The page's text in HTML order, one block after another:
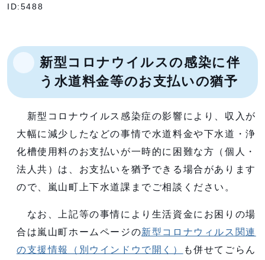
ID:5488
新型コロナウイルスの感染に伴
う水道料金等のお支払いの猶予
新型コロナウイルス感染症の影響により、収入が
大幅に減少したなどの事情で水道料金や下水道・浄
化槽使用料のお支払いが一時的に困難な方（個人・
法人共）は、お支払いを猶予できる場合があります
ので、嵐山町上下水道課までご相談ください。
なお、上記等の事情により生活資金にお困りの場
合は嵐山町ホームページの新型コロナウィルス関連
の支援情報
（別ウインドウで開く）
も併せてごらん